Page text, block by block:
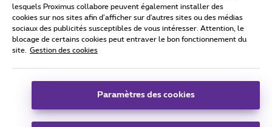
Tous droits réservés. © 2026
Conditions générales, info consommateur
Coordonnées de l’entreprise
Boulevard du Roi Albert II 27 - B-1030 Bruxelles.
lesquels Proximus collabore peuvent également installer des
cookies sur nos sites afin d’afficher sur d'autres sites ou des médias
sociaux des publicités susceptibles de vous intéresser. Attention, le
blocage de certains cookies peut entraver le bon fonctionnement du
site.
Gestion des cookies
Paramètres des cookies